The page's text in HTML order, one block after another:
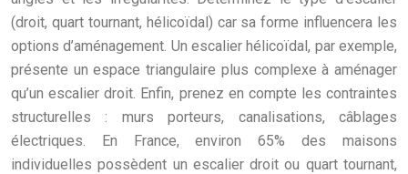
(droit, quart tournant, hélicoïdal) car sa forme influencera les
options d’aménagement. Un escalier hélicoïdal, par exemple,
présente un espace triangulaire plus complexe à aménager
qu’un escalier droit. Enfin, prenez en compte les contraintes
structurelles : murs porteurs, canalisations, câblages
électriques. En France, environ 65% des maisons
individuelles possèdent un escalier droit ou quart tournant,